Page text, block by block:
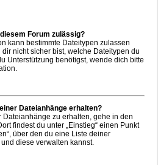
Forum zulässig?
kann bestimmte Dateitypen zulassen
nicht sicher bist, welche Dateitypen du
Unterstützung benötigst, wende dich bitte
Dateianhänge erhalten?
Dateianhänge zu erhalten, gehe in den
findest du unter „Einstieg“ einen Punkt
über den du eine Liste deiner
diese verwalten kannst.